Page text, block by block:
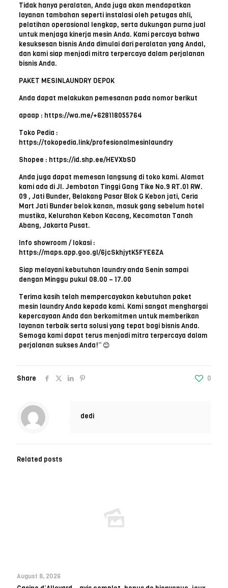
Tidak hanya peralatan, Anda juga akan mendapatkan
layanan tambahan seperti instalasi oleh petugas ahli,
pelatihan operasional lengkap, serta dukungan purna jual
untuk menjaga kinerja mesin Anda. Kami percaya bahwa
kesuksesan bisnis Anda dimulai dari peralatan yang Andal,
dan kami siap menjadi mitra terpercaya dalam perjalanan
bisnis Anda.
PAKET MESINLAUNDRY DEPOK
Anda dapat melakukan pemesanan pada nomor berikut
apaap : https://wa.me/+628118055764
Toko Pedia :
https://tokopedia.link/profesionalmesinlaundry
Shopee : https://id.shp.ee/HEVXbSD
Anda juga dapat memesan langsung di toko kami. Alamat
kami ada di Jl. Jembatan Tinggi Gang Tike No.9 RT.01 RW.
09 , Jati Bunder, Belakang Pasar Blok G Kebon jati, Ceria
Mart Jati Bunder belok kanan, masuk gang sebelum hotel
mustika, Kelurahan Kebon Kacang, Kecamatan Tanah
Abang, Jakarta Pusat.
Info showroom / lokasi :
https://maps.app.goo.gl/6jcSkhjytK5FYE6ZA
Siap melayani kebutuhan laundry anda Senin sampai
dengan Minggu pukul 08.00 – 17.00
Terima kasih telah mempercayakan kebutuhan paket
mesin laundry Anda kepada kami. Kami sangat menghargai
kepercayaan Anda dan berkomitmen untuk memberikan
layanan terbaik serta solusi yang tepat bagi bisnis Anda.
Semoga kami dapat terus menjadi mitra terpercaya dalam
perjalanan sukses Anda!” 😊
Share 0
dedi
Related posts
August 8, 2026